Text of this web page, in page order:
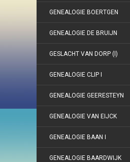
GENEALOGIE BOERTGEN
GENEALOGIE DE BRUIJN
GESLACHT VAN DORP (I)
GENEALOGIE CLIP I
GENEALOGIE GEERESTEYN
GENEALOGIE VAN EIJCK
GENEALOGIE BAAN I
GENEALOGIE BAARDWIJK